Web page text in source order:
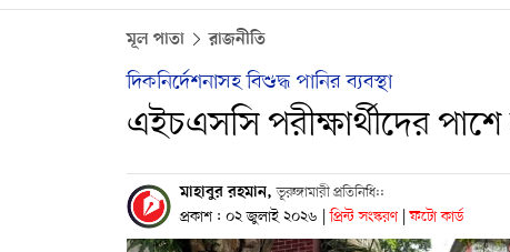
মূল পাতা রাজনীতি
দিকনির্দেশনাসহ বিশুদ্ধ পানির ব্যবস্থা
এইচএসসি পরীক্ষার্থীদের পাশে
মাহাবুর রহমান,ভূরুঙ্গামারী প্রতিনিধি::
প্রকাশ : ০২ জুলাই ২০২৬ | প্রিন্ট সংস্করণ | ফটো কার্ড